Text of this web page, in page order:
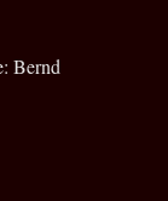
Bernd